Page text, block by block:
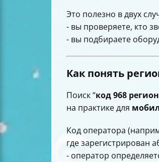
Это полезно в двух
- вы проверяете, кто
- вы подбираете
Как понять
Поиск “код 968
на практике для
Код оператора
где зарегистрирован
- оператор